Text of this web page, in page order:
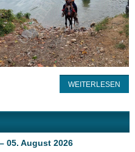
WEITERLESEN
05. August 2026